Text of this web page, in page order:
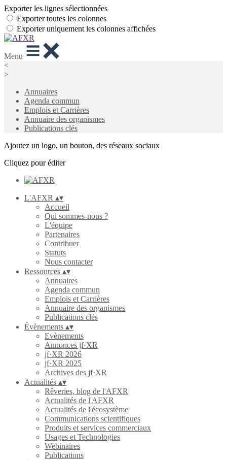
Exporter les lignes sélectionnées
Exporter toutes les colonnes
Exporter uniquement les colonnes affichées
Menu
<
>
Annuaires
Agenda commun
Emplois et Carrières
Annuaire des organismes
Publications clés
Ajoutez un logo, un bouton, des réseaux sociaux
Cliquez pour éditer
L'AFXR ▴▾
Accueil
Qui sommes-nous ?
L'équipe
Partenaires
Contribuer
Statuts
Nous contacter
Ressources ▴▾
Annuaires
Agenda commun
Emplois et Carrières
Annuaire des organismes
Publications clés
Évènements ▴▾
Evènements
Annonces jf·XR
jf·XR 2026
jf·XR 2025
Archives des jf·XR
Actualités ▴▾
Rêveries, blog de l'AFXR
Actualités de l'AFXR
Actualités de l'écosystème
Communications scientifiques
Produits et services commerciaux
Usages et Technologies
Webinaires
Publications